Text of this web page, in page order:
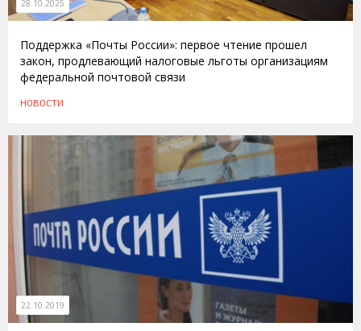
28.10.2025
Поддержка «Почты России»: первое чтение прошел
закон, продлевающий налоговые льготы организациям
федеральной почтовой связи
НОВОСТИ
22.10.2019